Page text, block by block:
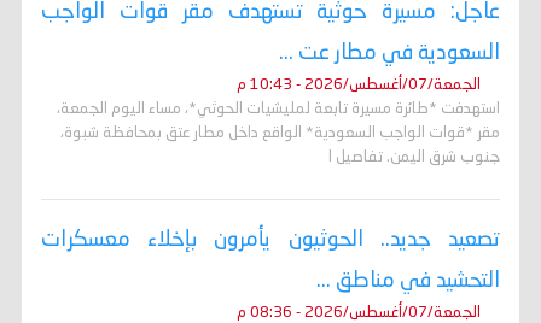
عاجل: مسيرة حوثية تستهدف مقر قوات الواجب
السعودية في مطار عت ...
الجمعة/07/أغسطس/2026 - 10:43 م
استهدفت *طائرة مسيرة تابعة لمليشيات الحوثي*، مساء اليوم الجمعة،
مقر *قوات الواجب السعودية* الواقع داخل مطار عتق بمحافظة شبوة،
جنوب شرق اليمن. تفاصيل ا
تصعيد جديد.. الحوثيون يأمرون بإخلاء معسكرات
التحشيد في مناطق ...
الجمعة/07/أغسطس/2026 - 08:36 م